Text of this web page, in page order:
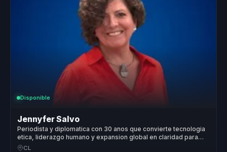
Disponible
Jennyfer Salvo
Periodista y diplomatica con 30 anos que convierte tecnologia
etica, liderazgo humano y expansion global en claridad para
empresas.
CL